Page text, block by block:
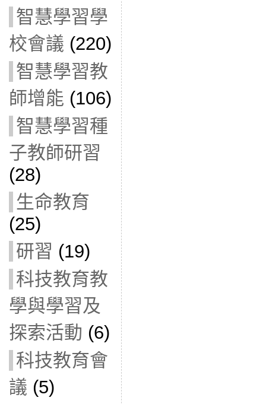
智慧學習學
校會議 (220)
智慧學習教
師增能 (106)
智慧學習種
子教師研習
(28)
生命教育
(25)
研習 (19)
科技教育教
學與學習及
探索活動 (6)
科技教育會
議 (5)